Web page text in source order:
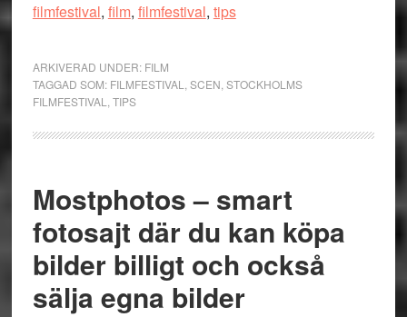
filmfestival, film, filmfestival, tips
ARKIVERAD UNDER: FILM
TAGGAD SOM: FILMFESTIVAL SCEN STOCKHOLMS
FILMFESTIVAL
TIPS
Mostphotos – smart
fotosajt där du kan köpa
bilder billigt och också
sälja egna bilder